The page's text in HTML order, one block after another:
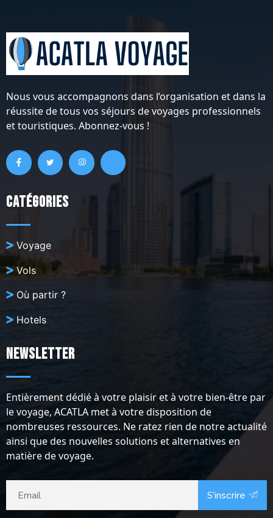
Nous vous accompagnons dans l’organisation et dans la
réussite de tous vos séjours de voyages professionnels
et touristiques. Abonnez-vous !
Catégories
Voyage
Vols
Où partir ?
Hotels
Newsletter
Entièrement dédié à votre plaisir et à votre bien-être par
le voyage, ACATLA met à votre disposition de
nombreuses ressources. Ne ratez rien de notre actualité
ainsi que des nouvelles solutions et alternatives en
matière de voyage.
S'inscrire